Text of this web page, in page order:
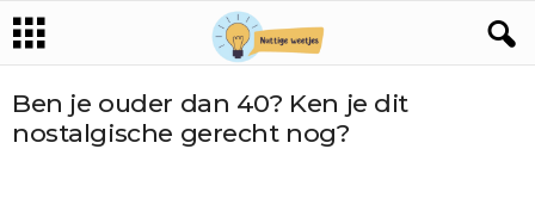
Ben je ouder dan 40? Ken je dit
nostalgische gerecht nog?